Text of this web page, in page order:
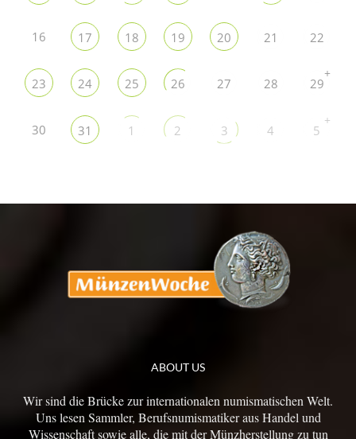
16 17 18 19 20 21 22
23 24 25 26 27 28 29
+
30 31 1 2 3 4 5
+
ABOUT US
Wir sind die Brücke zur internationalen numismatischen Welt.
Uns lesen Sammler, Berufsnumismatiker aus Handel und
Wissenschaft sowie alle, die mit der Münzherstellung zu tun